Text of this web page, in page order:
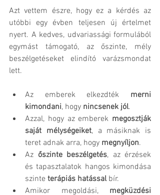
Azt vettem észre, hogy ez a kérdés az
utóbbi egy évben teljesen új értelmet
nyert. A kedves, udvariassági formulából
egymást támogató, az őszinte, mély
beszélgetéseket elindító varázsmondat
lett.
Az emberek elkezdték merni
kimondani, hogy nincsenek jól.
Azzal, hogy az emberek megosztják
saját mélységeiket, a másiknak is
teret adnak arra, hogy megnyíljon.
Az őszinte beszélgetés, az érzések
és tapasztalatok hangos kimondása
szinte terápiás hatással bír.
Amikor megoldási, megküzdési